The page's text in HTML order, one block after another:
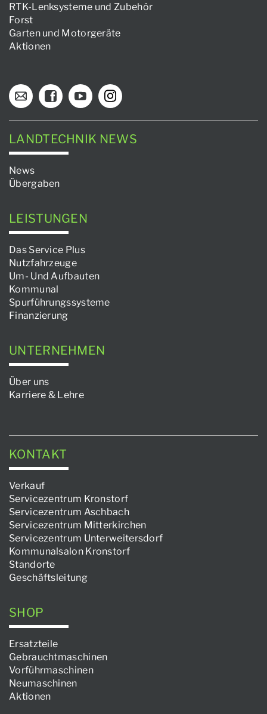
RTK-Lenksysteme und Zubehör
Forst
Garten und Motorgeräte
Aktionen
LANDTECHNIK NEWS
News
Übergaben
LEISTUNGEN
Das Service Plus
Nutzfahrzeuge
Um- Und Aufbauten
Kommunal
Spurführungssysteme
Finanzierung
UNTERNEHMEN
Über uns
Karriere & Lehre
KONTAKT
Verkauf
Servicezentrum Kronstorf
Servicezentrum Aschbach
Servicezentrum Mitterkirchen
Servicezentrum Unterweitersdorf
Kommunalsalon Kronstorf
Standorte
Geschäftsleitung
SHOP
Ersatzteile
Gebrauchtmaschinen
Vorführmaschinen
Neumaschinen
Aktionen